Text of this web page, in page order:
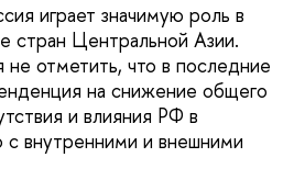
играет значимую роль в
стран Центральной Азии.
отметить, что в последние
на снижение общего
и влияния РФ в
с внутренними и внешними